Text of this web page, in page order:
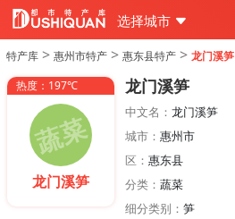
选择城市
特产库 > 惠州市特产 > 惠东县特产 > 龙门溪笋
热度：197℃
龙门溪笋
龙门溪笋
中文名： 龙门溪笋
城市： 惠州市
区： 惠东县
分类： 蔬菜
细分类别： 笋